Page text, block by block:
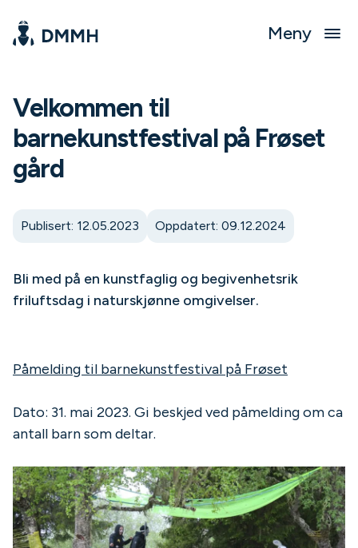
Meny
Velkommen til
barnekunstfestival på Frøset
gård
Publisert: 12.05.2023 Oppdatert: 09.12.2024
Bli med på en kunstfaglig og begivenhetsrik
friluftsdag i naturskjønne omgivelser.
Påmelding til barnekunstfestival på Frøset
Dato: 31. mai 2023. Gi beskjed ved påmelding om ca
antall barn som deltar.